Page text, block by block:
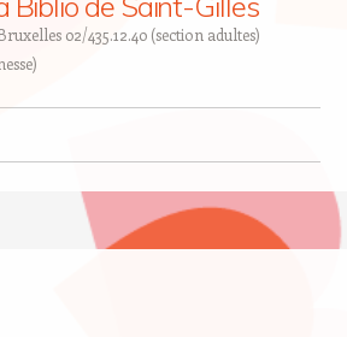
02/435.12.40 (section adultes)